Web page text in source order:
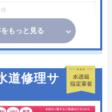
もっと見る
道修理サ